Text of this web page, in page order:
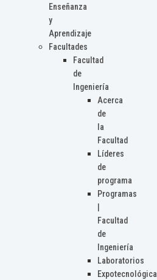
Enseñanza
y
Aprendizaje
Facultades
Facultad
de
Ingeniería
Acerca
de
la
Facultad
Líderes
de
programa
Programas
Facultad
de
Ingeniería
Laboratorios
Expotecnológica